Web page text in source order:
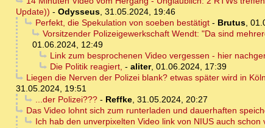
Update)) - Odysseus, 31.05.2024, 19:46
Perfekt, die Spekulation von soeben bestätigt- Brutus,
Vorsitzender Polizeigewerkschaft Wendt: "Da sind
01.06.2024, 12:49
Link zum besprochenen Video vergessen - hier
Die Politik reagiert, - aliter, 01.06.2024, 17:39
Liegen die Nerven der Polizei blank? etwas später wird in
31.05.2024, 19:51
...der Polizei???- Reffke, 31.05.2024, 20:27
Das Video lohnt sich zum runterladen und dauerhaften
Ich hab den unverpixelten Video link von NIUS auch